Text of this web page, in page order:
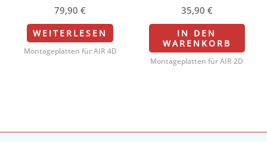
79,90€
WEITERLESEN
Montageplatten für AIR 4D
35,90 €
IN DEN
WARENKORB
Montageplatten für AIR 2D